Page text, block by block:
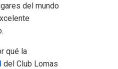
del mundo
qué la
del Club Lomas